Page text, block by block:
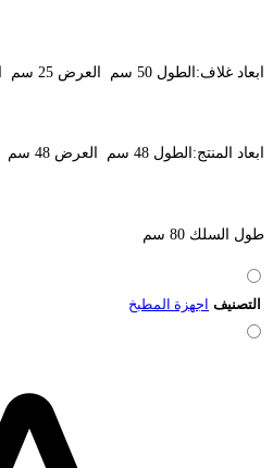
ابعاد غلاف:الطول 50 سم العرض 25 سم الارتفاع 50 سم
ابعاد المنتج:الطول 48 سم العرض 48 سم الارتفاع 22 سم
طول السلك 80 سم
التصنيف اجهزة المطبخ